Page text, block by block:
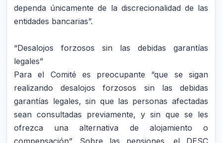
dependa únicamente de la discrecionalidad de las
entidades bancarias”.
“Desalojos forzosos sin las debidas garantías
legales”
Para el Comité es preocupante “que se sigan
realizando desalojos forzosos sin las debidas
garantías legales, sin que las personas afectadas
sean consultadas previamente, y sin que se les
ofrezca una alternativa de alojamiento o
compensación”. Sobre las pensiones, el DESC